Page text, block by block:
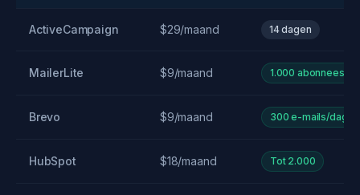
ActiveCampaign $29/maand 14 dagen
MailerLite $9/maand 1.000 abonnees
Brevo $9/maand 300 e-mails/dag
HubSpot $18/maand Tot 2.000